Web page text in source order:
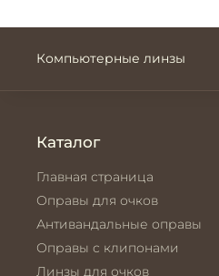
Компьютерные линзы
Каталог
Главная страница
Оправы для очков
Антивандальные оправы
Оправы с клипонами
Линзы для очков